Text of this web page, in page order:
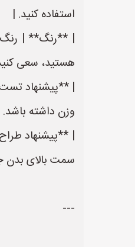
استفاده کنید. |
| **رنگ** |
هستید، سعی
| **پیشنهاد
وزن داشته باشد.
سمت بالای
---